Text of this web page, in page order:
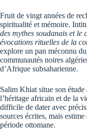
Fruit de vingt années de
spiritualité et mémoire.
des mythes soudanais et le
évocations rituelles de la
explore un pan méconnu
communautés noires
d’Afrique subsaharienne.
Salim Khiat situe son
l’héritage africain et de la
difficile de dater avec
sources écrites, mais
période ottomane.